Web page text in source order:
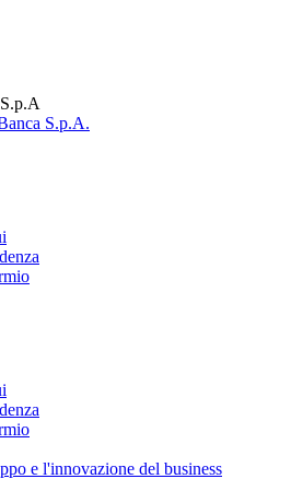
S.p.A.
e l'innovazione del business